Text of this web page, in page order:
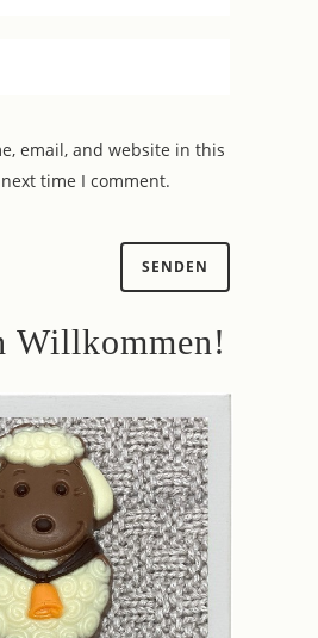
email, and website in this
time I comment.
Willkommen!